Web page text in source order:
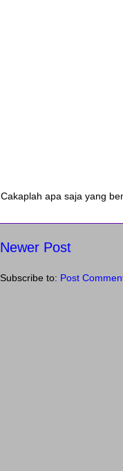
Cakaplah apa saja yang
Newer Post
Subscribe to: Post